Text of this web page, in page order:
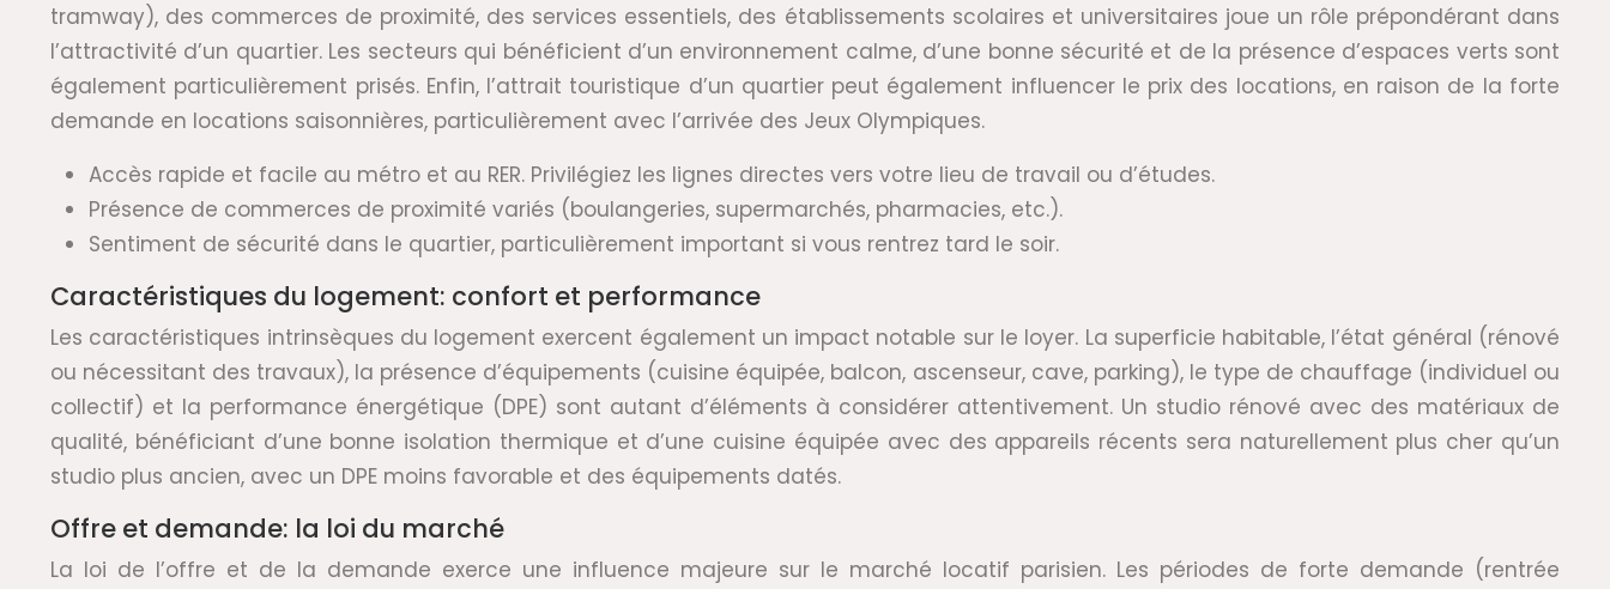
tramway), des commerces de proximité, des services essentiels, des établissements scolaires et universitaires joue un rôle prépondérant dans
l’attractivité d’un quartier. Les secteurs qui bénéficient d’un environnement calme, d’une bonne sécurité et de la présence d’espaces verts sont
également particulièrement prisés. Enfin, l’attrait touristique d’un quartier peut également influencer le prix des locations, en raison de la forte
demande en locations saisonnières, particulièrement avec l’arrivée des Jeux Olympiques.
Accès rapide et facile au métro et au RER. Privilégiez les lignes directes vers votre lieu de travail ou d’études.
Présence de commerces de proximité variés (boulangeries, supermarchés, pharmacies, etc.).
Sentiment de sécurité dans le quartier, particulièrement important si vous rentrez tard le soir.
Caractéristiques du logement: confort et performance
Les caractéristiques intrinsèques du logement exercent également un impact notable sur le loyer. La superficie habitable, l’état général (rénové
ou nécessitant des travaux), la présence d’équipements (cuisine équipée, balcon, ascenseur, cave, parking), le type de chauffage (individuel ou
collectif) et la performance énergétique (DPE) sont autant d’éléments à considérer attentivement. Un studio rénové avec des matériaux de
qualité, bénéficiant d’une bonne isolation thermique et d’une cuisine équipée avec des appareils récents sera naturellement plus cher qu’un
studio plus ancien, avec un DPE moins favorable et des équipements datés.
Offre et demande: la loi du marché
La loi de l’offre et de la demande exerce une influence majeure sur le marché locatif parisien. Les périodes de forte demande (rentrée